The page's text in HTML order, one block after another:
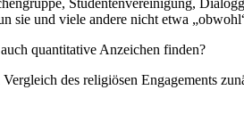
Studentenvereinigung,
sie und viele andere nicht etwa
quantitative Anzeichen finden?
des religiösen Engagements